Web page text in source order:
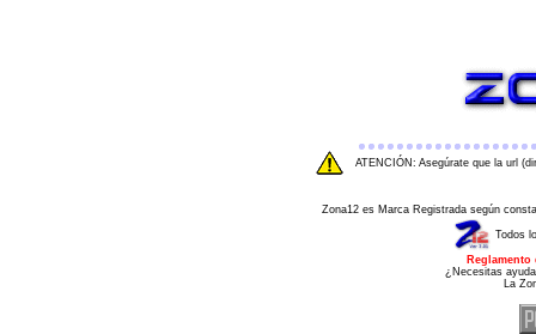
ATENCIÓN: Asegúrate que la url
Zona12 es Marca Registrada según
Todos
¿Necesitas
La